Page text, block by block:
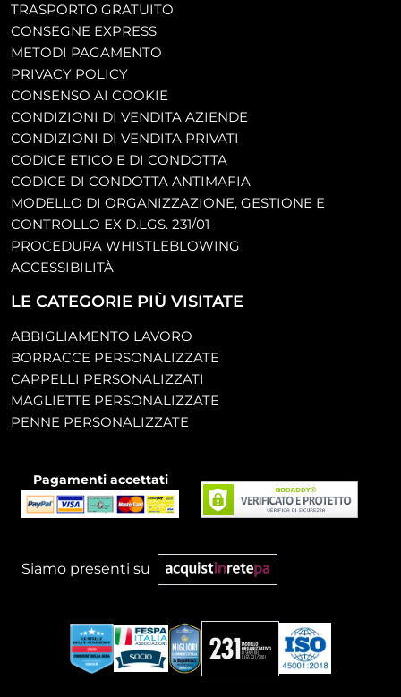
TRASPORTO GRATUITO
CONSEGNE EXPRESS
METODI PAGAMENTO
PRIVACY POLICY
CONSENSO AI COOKIE
CONDIZIONI DI VENDITA AZIENDE
CONDIZIONI DI VENDITA PRIVATI
CODICE ETICO E DI CONDOTTA
CODICE DI CONDOTTA ANTIMAFIA
MODELLO DI ORGANIZZAZIONE, GESTIONE E
CONTROLLO EX D.LGS. 231/01
PROCEDURA WHISTLEBLOWING
ACCESSIBILITÀ
LE CATEGORIE PIÙ VISITATE
ABBIGLIAMENTO LAVORO
BORRACCE PERSONALIZZATE
CAPPELLI PERSONALIZZATI
MAGLIETTE PERSONALIZZATE
PENNE PERSONALIZZATE
Pagamenti accettati
Siamo presenti su